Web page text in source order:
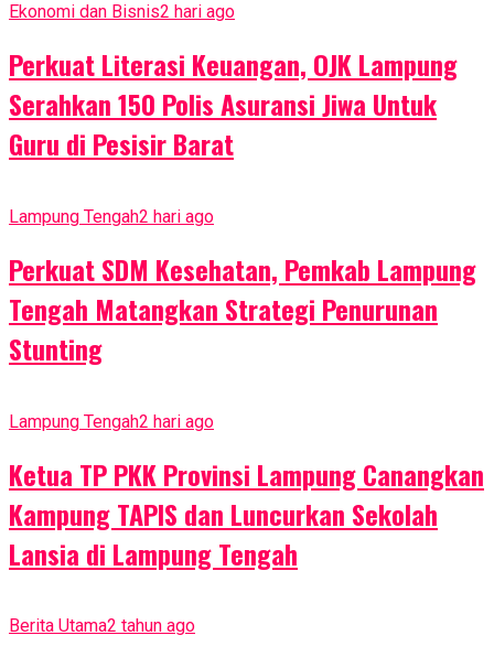
Ekonomi dan Bisnis2 hari ago
Perkuat Literasi Keuangan, OJK Lampung
Serahkan 150 Polis Asuransi Jiwa Untuk
Guru di Pesisir Barat
Lampung Tengah2 hari ago
Perkuat SDM Kesehatan, Pemkab Lampung
Tengah Matangkan Strategi Penurunan
Stunting
Lampung Tengah2 hari ago
Ketua TP PKK Provinsi Lampung Canangkan
Kampung TAPIS dan Luncurkan Sekolah
Lansia di Lampung Tengah
Berita Utama2 tahun ago